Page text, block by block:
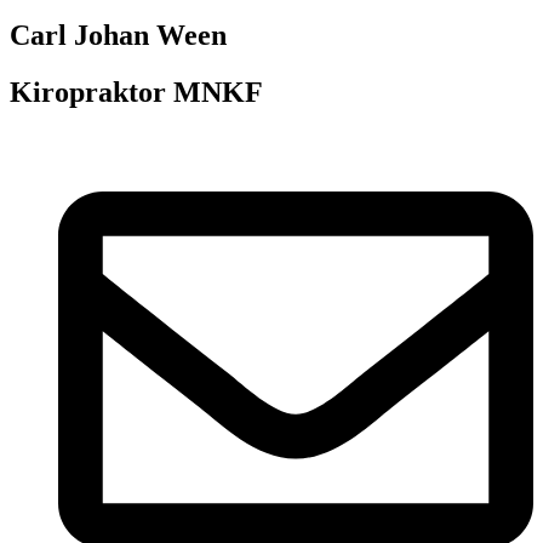
Carl Johan Ween
Kiropraktor MNKF